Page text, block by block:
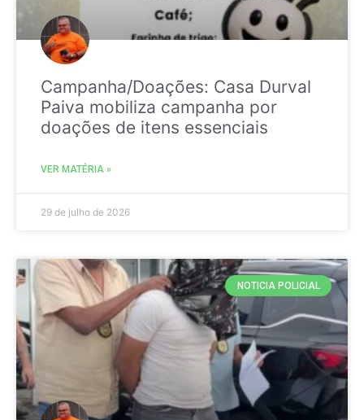
Campanha/Doações: Casa Durval
Paiva mobiliza campanha por
doações de itens essenciais
VER MATÉRIA »
29 de julho de 2026
NOTICIA POLICIAL